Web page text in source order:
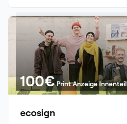
100€Print Anzeige Innenteil
ecosign